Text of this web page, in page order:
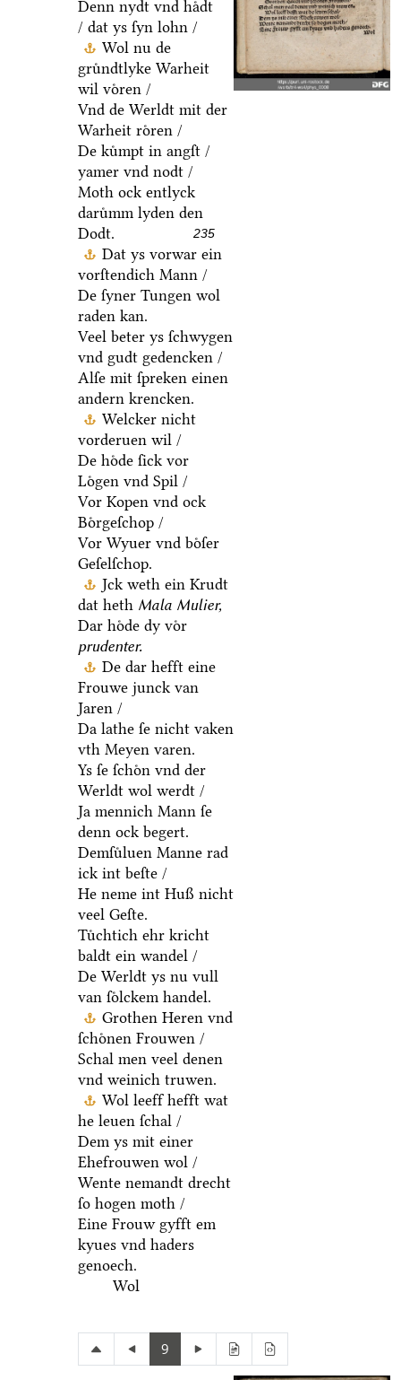
Denn nydt vnd haͤdt
/ dat ys ſyn lohn /
Wol nu de
gruͤndtlyke Warheit
wil voͤren /
Vnd de Werldt mit der
Warheit roͤren /
De kuͤmpt in angſt /
yamer vnd nodt /
Moth ock entlyck
daruͤmm lyden den
Dodt.
235
Dat ys vorwar ein
vorſtendich Mann /
De ſyner Tungen wol
raden kan.
Veel beter ys ſchwygen
vnd gudt gedencken /
Alſe mit ſpreken einen
andern krencken.
Welcker nicht
vorderuen wil /
De hoͤde ſick vor
Loͤgen vnd Spil /
Vor Kopen vnd ock
Boͤrgeſchop /
Vor Wyuer vnd boͤſer
Geſelſchop.
Jck weth ein Krudt
dat heth Mala Mulier,
Dar hoͤde dy voͤr
prudenter.
De dar hefft eine
Frouwe junck van
Jaren /
Da lathe ſe nicht vaken
vth Meyen varen.
Ys ſe ſchoͤn vnd der
Werldt wol werdt /
Ja mennich Mann ſe
denn ock begert.
Demſuͤluen Manne rad
ick int beſte /
He neme int Huß nicht
veel Geſte.
Tuͤchtich ehr kricht
baldt ein wandel /
De Werldt ys nu vull
van ſoͤlckem handel.
Grothen Heren vnd
ſchoͤnen Frouwen /
Schal men veel denen
vnd weinich truwen.
Wol leeff hefft wat
he leuen ſchal /
Dem ys mit einer
Ehefrouwen wol /
Wente nemandt drecht
ſo hogen moth /
Eine Frouw gyfft em
kyues vnd haders
genoech.
Wol
9